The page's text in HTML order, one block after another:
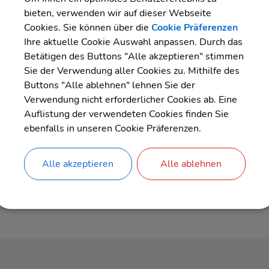
Innenstadt helle Töne, Gesang und Kunst wieder zum Leben!
Uhrzeit
Link
bieten, verwenden wir auf dieser Webseite
Cookies. Sie können über die Cookie Präferenzen
Ihre aktuelle Cookie Auswahl anpassen. Durch das
Betätigen des Buttons "Alle akzeptieren" stimmen
Sie der Verwendung aller Cookies zu. Mithilfe des
Buttons "Alle ablehnen" lehnen Sie der
Verwendung nicht erforderlicher Cookies ab. Eine
Auflistung der verwendeten Cookies finden Sie
ebenfalls in unseren Cookie Präferenzen.
Alle akzeptieren Alle ablehnen